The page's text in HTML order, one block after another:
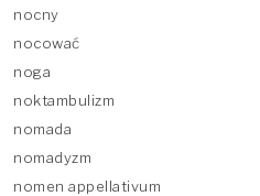
nocny
nocować
noga
noktambulizm
nomada
nomadyzm
nomen appellativum